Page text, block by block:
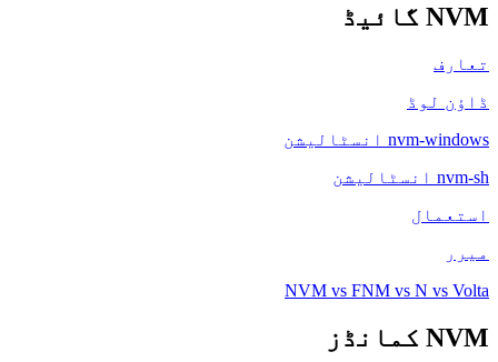
NVM گائیڈ
تعارف
ڈاؤن لوڈ
nvm-windows انسٹالیشن
nvm-sh انسٹالیشن
استعمال
میرر
NVM vs FNM vs N vs Volta
NVM کمانڈز